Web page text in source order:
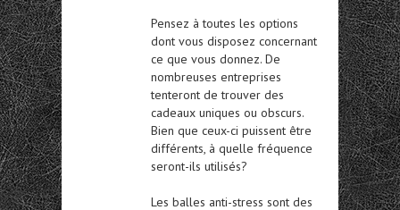
Pensez à toutes les options
dont vous disposez concernant
ce que vous donnez. De
nombreuses entreprises
tenteront de trouver des
cadeaux uniques ou obscurs.
Bien que ceux-ci puissent être
différents, à quelle fréquence
seront-ils utilisés?
Les balles anti-stress sont des